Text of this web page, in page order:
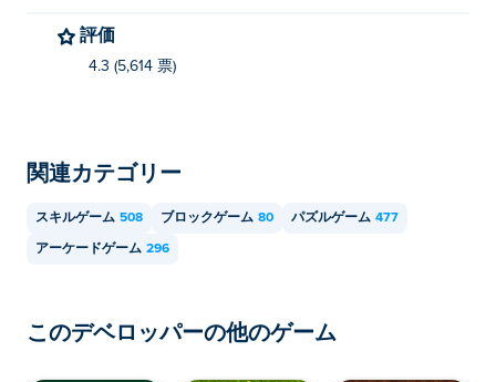
評価
4.3 (5,614 票)
関連カテゴリー
スキルゲーム 508 ブロックゲーム 80 パズルゲーム 477
アーケードゲーム 296
このデベロッパーの他のゲーム